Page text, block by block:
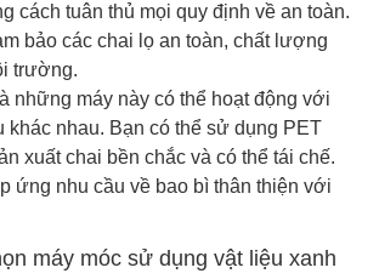
cách tuân thủ mọi quy định về an toàn.
bảo các chai lọ an toàn, chất lượng
trường.
những máy này có thể hoạt động với
khác nhau. Bạn có thể sử dụng PET
xuất chai bền chắc và có thể tái chế.
ứng nhu cầu về bao bì thân thiện với
máy móc sử dụng vật liệu xanh